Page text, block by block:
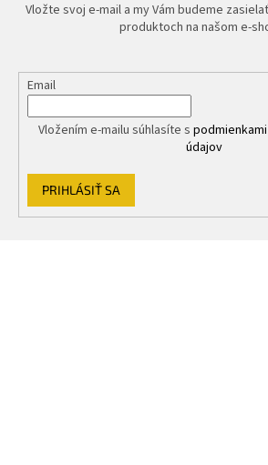
Vložte svoj e-mail a my Vám budeme
produktoch na našom e-
Email
Vložením e-mailu súhlasíte s
údajov
PRIHLÁSIŤ SA